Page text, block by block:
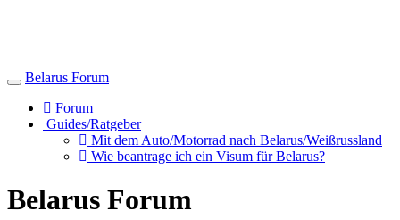
Toggle
navigation
Belarus Forum
Forum
Guides/Ratgeber
Mit dem Auto/Motorrad nach Belarus/Weißrussland
Wie beantrage ich ein Visum für Belarus?
Belarus Forum